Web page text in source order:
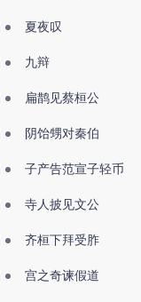
夏夜叹
九辩
扁鹊见蔡桓公
阴饴甥对秦伯
子产告范宣子轻币
寺人披见文公
齐桓下拜受胙
宫之奇谏假道